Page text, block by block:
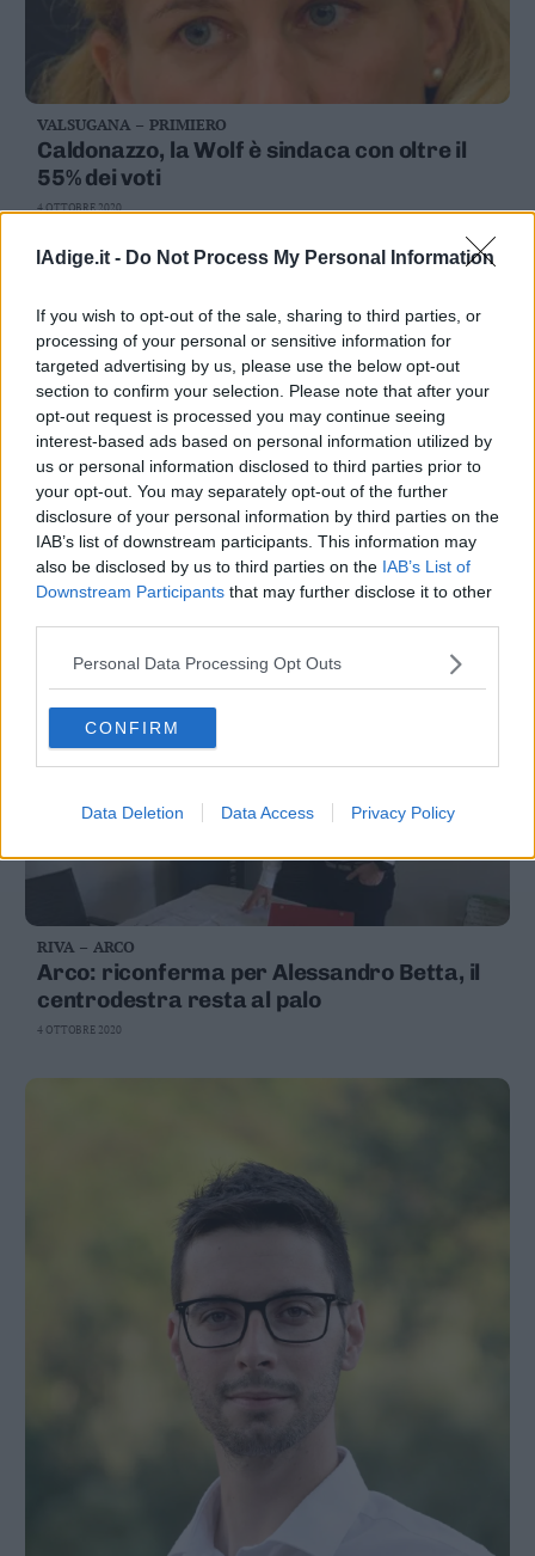
lAdige.it - Do Not Process My Personal Information
If you wish to opt-out of the sale, sharing to third parties, or
processing of your personal or sensitive information for
targeted advertising by us, please use the below opt-out
section to confirm your selection. Please note that after your
opt-out request is processed you may continue seeing
interest-based ads based on personal information utilized by
us or personal information disclosed to third parties prior to
your opt-out. You may separately opt-out of the further
disclosure of your personal information by third parties on the
IAB’s list of downstream participants. This information may
also be disclosed by us to third parties on the IAB’s List of
Downstream Participants that may further disclose it to other
Personal Data Processing Opt Outs
CONFIRM
Data Deletion Data Access Privacy Policy
VALSUGANA – PRIMIERO
Caldonazzo, la Wolf è sindaca con oltre il
55% dei voti
4 OTTOBRE 2020
ROVERETO
Valduga "asfalta" Zambelli dopo 12 sezioni
è in testa con il 63,52% dei voti
RIVA – ARCO
Arco: riconferma per Alessandro Betta, il
centrodestra resta al palo
4 OTTOBRE 2020